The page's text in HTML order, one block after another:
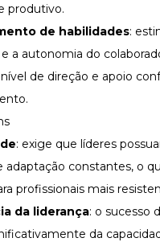
produtivo.
de habilidades:
a autonomia do
de direção e apoio
: exige que líderes
adaptação constantes, o
profissionais mais
da liderança: o sucesso
da